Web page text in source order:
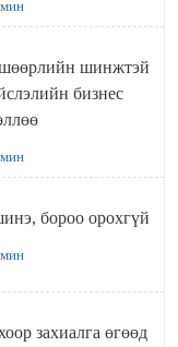
шинжтэй
бизнес
бороо орохгүй
захиалга өгөөд